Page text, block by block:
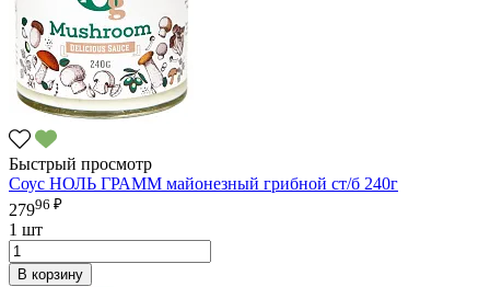
Быстрый просмотр
Соус НОЛЬ ГРАММ майонезный грибной ст/б 240г
27996 ₽
1 шт
В корзину